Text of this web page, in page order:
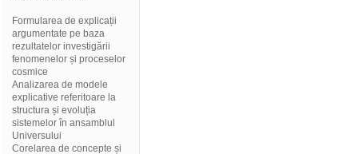
Formularea de explicații
argumentate pe baza
rezultatelor investigării
fenomenelor și proceselor
cosmice
Analizarea de modele
explicative referitoare la
structura și evoluția
sistemelor în ansamblul
Universului
Corelarea de concepte și